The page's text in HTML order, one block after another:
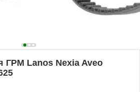
ГРМ Lanos Nexia Aveo